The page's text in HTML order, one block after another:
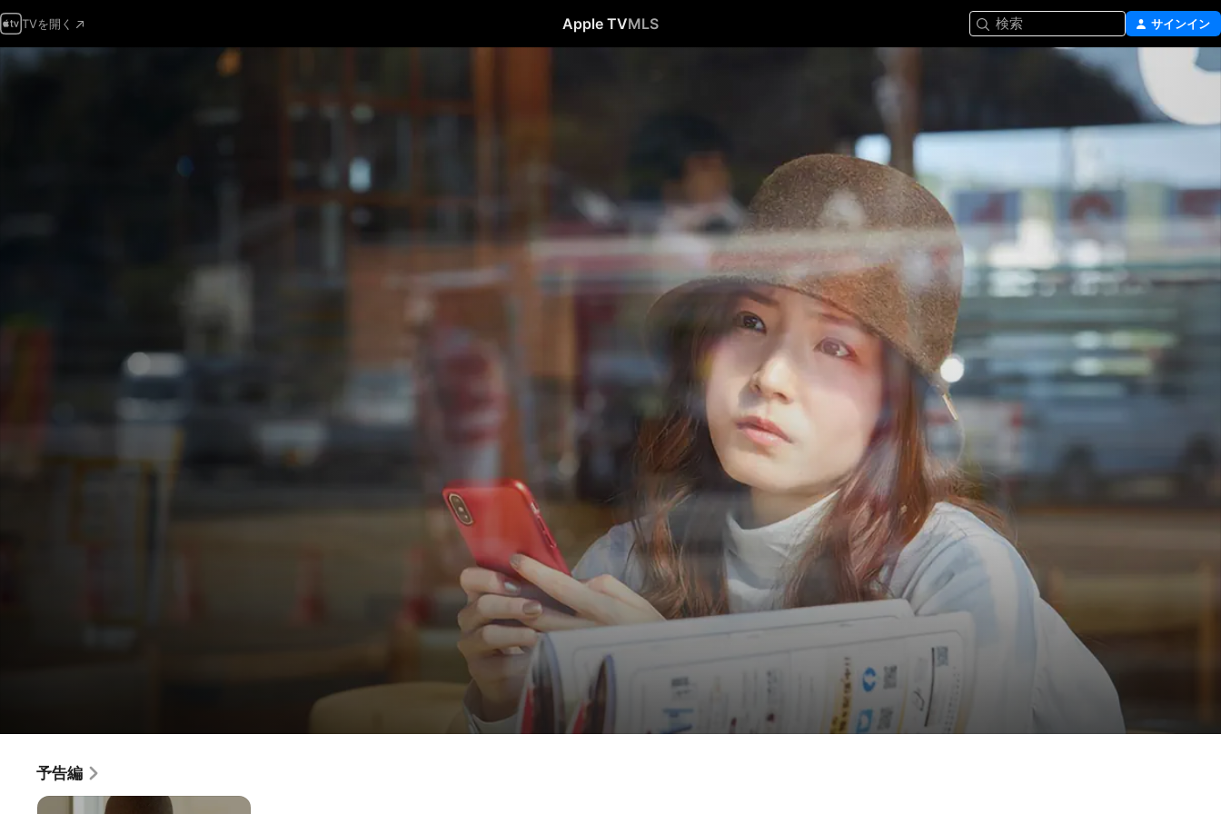
TVを開く Apple TVMLS 検索 サインイン
ドラマ
スキャンダルで女優の仕事を失い、10年ぶりに故郷の熊本に
予告編